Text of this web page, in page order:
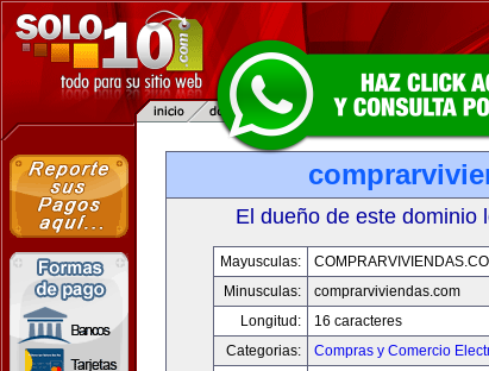
El dueño de este dominio
Mayusculas:
Minusculas:
comprarviviendas.com
Longitud:
16 caracteres
Categorias:
Compras y Comercio